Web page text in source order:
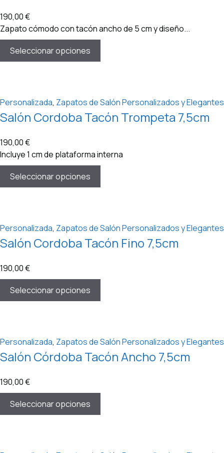
190,00€
Zapato cómodo con tacón ancho de 5 cm y diseño...
Seleccionar opciones
Personalizada, Zapatos de Salón Personalizados y Elegantes
Salón Cordoba Tacón Trompeta 7,5cm
190,00€
Incluye 1 cm de plataforma interna
Seleccionar opciones
Personalizada, Zapatos de Salón Personalizados y Elegantes
Salón Cordoba Tacón Fino 7,5cm
190,00€
Seleccionar opciones
Personalizada, Zapatos de Salón Personalizados y Elegantes
Salón Córdoba Tacón Ancho 7,5cm
190,00€
Seleccionar opciones